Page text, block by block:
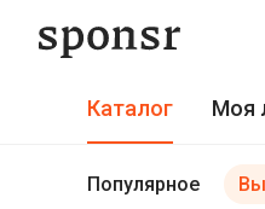
Каталог Моя
Популярное